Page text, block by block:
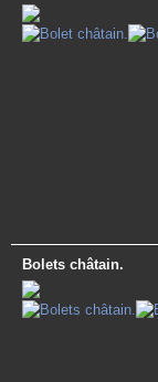
Bolets châtain.